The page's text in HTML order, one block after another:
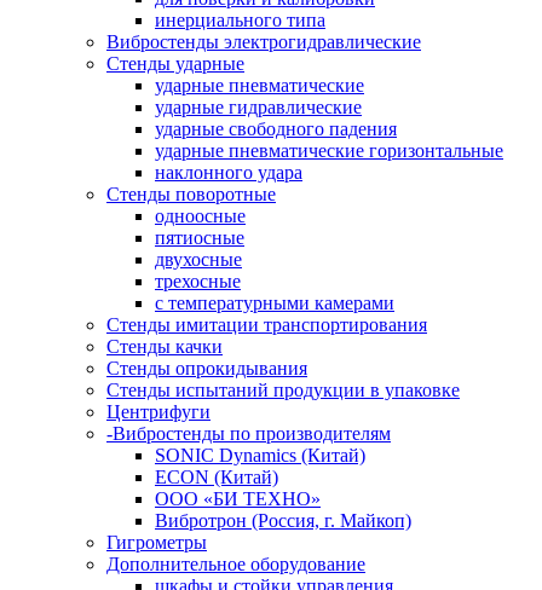
инерциального типа
Вибростенды электрогидравлические
Стенды ударные
ударные пневматические
ударные гидравлические
ударные свободного падения
ударные пневматические горизонтальные
наклонного удара
Стенды поворотные
одноосные
пятиосные
двухосные
трехосные
с температурными камерами
Стенды имитации транспортирования
Стенды качки
Стенды опрокидывания
Стенды испытаний продукции в упаковке
Центрифуги
-Вибростенды по производителям
SONIC Dynamics (Китай)
ECON (Китай)
ООО «БИ ТЕХНО»
Вибротрон (Россия, г. Майкоп)
Гигрометры
Дополнительное оборудование
шкафы и стойки управления